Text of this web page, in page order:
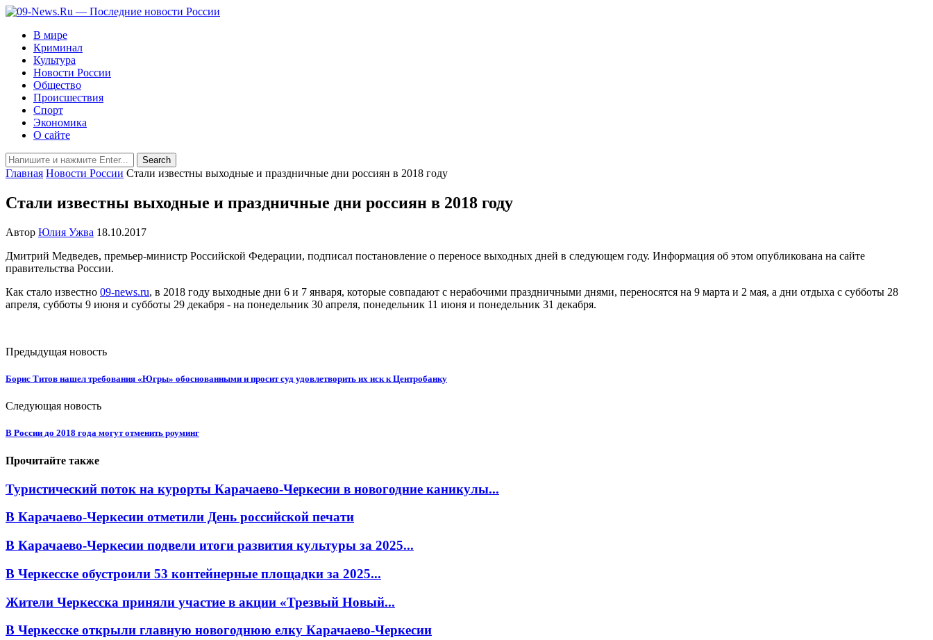
В мире
Криминал
Культура
Новости России
Общество
Происшествия
Спорт
Экономика
О сайте
Главная Новости России Стали известны выходные и праздничные дни россиян в 2018 году
Стали известны выходные и праздничные дни россиян в 2018 году
Автор Юлия Ужва 18.10.2017
Дмитрий Медведев, премьер-министр Российской Федерации, подписал постановление о переносе выходных дней в следующем году. Информация об этом опубликована на сайте
правительства России.
Как стало известно 09-news.ru, в 2018 году выходные дни 6 и 7 января, которые совпадают с нерабочими праздничными днями, переносятся на 9 марта и 2 мая, а дни отдыха с субботы 28
апреля, субботы 9 июня и субботы 29 декабря - на понедельник 30 апреля, понедельник 11 июня и понедельник 31 декабря.
Предыдущая новость
Борис Титов нашел требования «Югры» обоснованными и просит суд удовлетворить их иск к Центробанку
Следующая новость
В России до 2018 года могут отменить роуминг
Прочитайте также
Туристический поток на курорты Карачаево-Черкесии в новогодние каникулы...
В Карачаево-Черкесии отметили День российской печати
В Карачаево-Черкесии подвели итоги развития культуры за 2025...
В Черкесске обустроили 53 контейнерные площадки за 2025...
Жители Черкесска приняли участие в акции «Трезвый Новый...
В Черкесске открыли главную новогоднюю елку Карачаево-Черкесии